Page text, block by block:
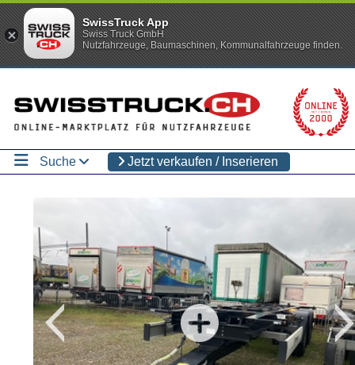
Suche Jetzt verkaufen / Inserieren
SwissTruck App
Swiss Truck GmbH
Nutzfahrzeuge, Baumaschinen, Kommunalfahrzeuge finden.